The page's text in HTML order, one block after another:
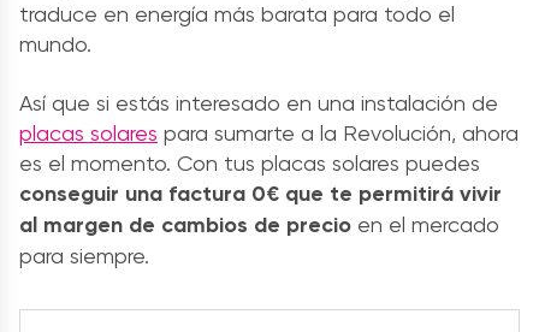
traduce en energía más barata para todo el
mundo.
Así que si estás interesado en una instalación de
placas solares para sumarte a la Revolución, ahora
es el momento. Con tus placas solares puedes
conseguir una factura 0€ que te permitirá vivir
al margen de cambios de precio en el mercado
para siempre.